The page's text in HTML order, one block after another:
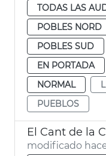
TODAS LAS
POBLES NORD
POBLES SUD
EN PORTADA
NORMAL
PUEBLOS
El Cant de la
modificado